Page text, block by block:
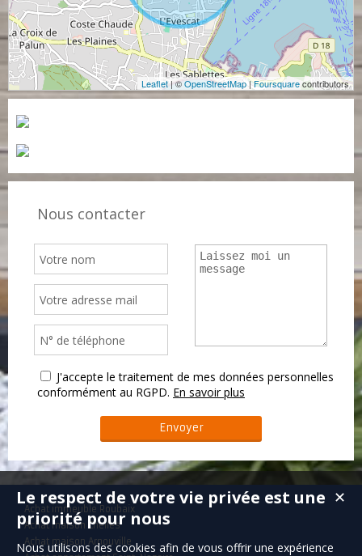
Leaflet| ©OpenStreetMap|Foursquarecontributors
Nous contacter
J'accepte le traitement de mes données personnelles
conformément au RGPD. En savoir plus
Achat immeuble Roubaix
Achat maison Chelles
Achat maison Arnouville
✕
Le respect de votre vie privée est une
priorité pour nous
Nous utilisons des cookies afin de vous offrir une expérience